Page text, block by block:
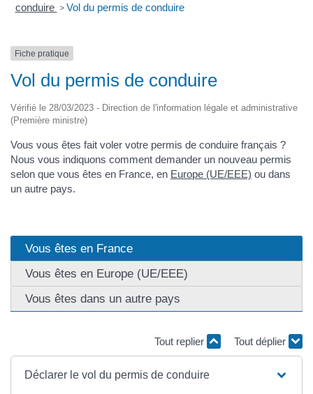
conduire > Vol du permis de conduire
Fiche pratique
Vol du permis de conduire
Vérifié le 28/03/2023 - Direction de l'information légale et administrative
(Première ministre)
Vous vous êtes fait voler votre permis de conduire français ?
Nous vous indiquons comment demander un nouveau permis
selon que vous êtes en France, en Europe (UE/EEE) ou dans
un autre pays.
Vous êtes en France
Vous êtes en Europe (UE/EEE)
Vous êtes dans un autre pays
Tout replier Tout déplier
Déclarer le vol du permis de conduire